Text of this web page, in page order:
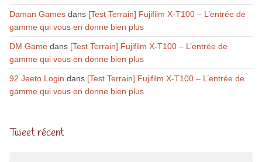
Daman Gamesdans [Test Terrain] Fujifilm X-T100 – L’entrée de
gamme qui vous en donne bien plus
DM Gamedans [Test Terrain] Fujifilm X-T100 – L’entrée de
gamme qui vous en donne bien plus
92 Jeeto Login dans [Test Terrain] Fujifilm X-T100 – L’entrée de
gamme qui vous en donne bien plus
Tweet récent